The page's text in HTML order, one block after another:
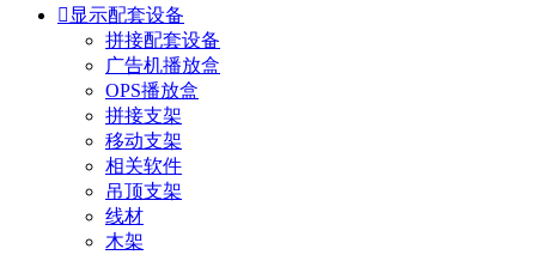
 显示配套设备
拼接配套设备
广告机播放盒
OPS播放盒
拼接支架
移动支架
相关软件
吊顶支架
线材
木架